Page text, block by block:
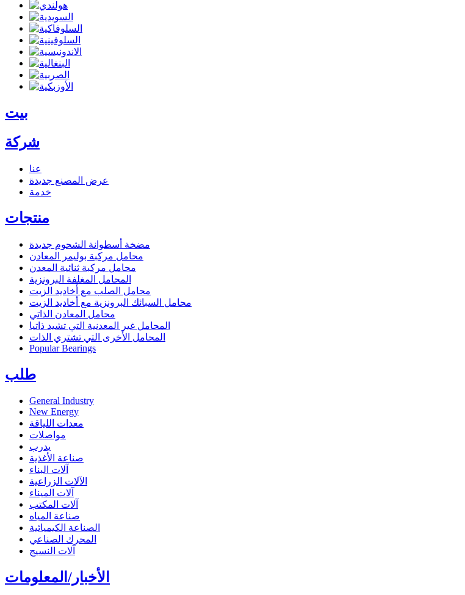
بيت
شركة
عنا
عرض المصنع جديدة
خدمة
منتجات
مضخة أسطوانة الشحوم جديدة
محامل مركبة بوليمر المعادن
محامل مركبة ثنائية المعدن
المحامل المغلفة البرونزية
محامل الصلب مع أخاديد الزيت
محامل السبائك البرونزية مع أخاديد الزيت
محامل المعادن الذاتي
المحامل غير المعدنية التي تشيد ذاتيا
المحامل الأخرى التي تشتري الذات
Popular Bearings
طلب
General Industry
New Energy
معدات اللياقة
مواصلات
يدرب
صناعة الأغذية
آلات البناء
الآلات الزراعية
آلات الميناء
آلات المكتب
صناعة المياه
الصناعة الكيميائية
المحرك الصناعي
آلات النسيج
الأخبار/المعلومات